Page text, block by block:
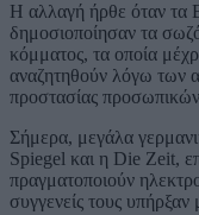
Η αλλαγή ήρθε όταν τα
δημοσιοποίησαν τα
κόμματος, τα οποία
αναζητηθούν λόγω των
προστασίας
Σήμερα, μεγάλα
Spiegel και η Die Zeit,
πραγματοποιούν
συγγενείς τους